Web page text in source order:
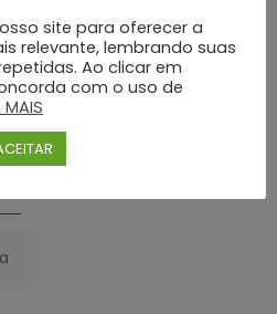
os Benefícios do Grupo Silva
site para oferecer a
relevante, lembrando suas
Ao clicar em
com o uso de
MAIS